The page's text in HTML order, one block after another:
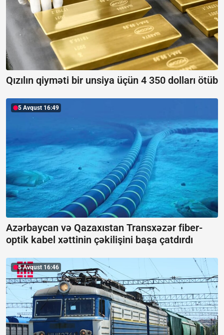
Qızılın qiyməti bir unsiya üçün 4 350 dolları ötüb
5 Avqust 16:49
Azərbaycan və Qazaxıstan Transxəzər fiber-
optik kabel xəttinin çəkilişini başa çatdırdı
5 Avqust 16:46